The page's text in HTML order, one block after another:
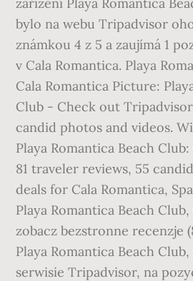
bylo na webu Tripadvisor
známkou 4 z 5 a zaujímá 1
v Cala Romantica. Playa
Cala Romantica Picture:
Club - Check out Tripadvisor
candid photos and videos.
Playa Romantica Beach
81 traveler reviews, 55
deals for Cala Romantica,
Playa Romantica Beach
zobacz bezstronne recenzje
Playa Romantica Beach
serwisie Tripadvisor, na